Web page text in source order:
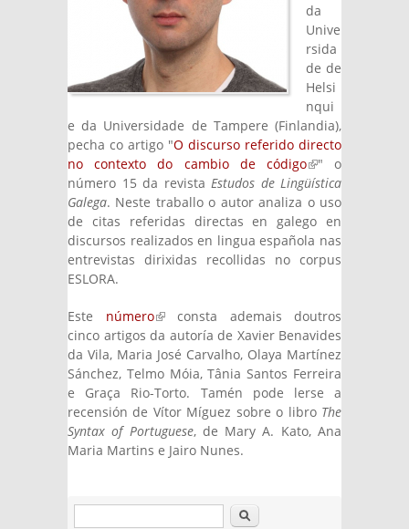
da
Unive
rsida
de de
Helsi
nqui
e da Universidade de Tampere (Finlandia),
pecha co artigo "O discurso referido directo
no contexto do cambio de código(link is
external)
" o
número 15 da revista Estudos de Lingüística
Galega. Neste traballo o autor analiza o uso
de citas referidas directas en galego en
discursos realizados en lingua española nas
entrevistas dirixidas recollidas no corpus
ESLORA.
Este número(link is external)
consta ademais doutros
cinco artigos da autoría de Xavier Benavides
da Vila, Maria José Carvalho, Olaya Martínez
Sánchez, Telmo Móia, Tânia Santos Ferreira
e Graça Rio-Torto. Tamén pode lerse a
recensión de Vítor Míguez sobre o libro The
Syntax of Portuguese, de Mary A. Kato, Ana
Maria Martins e Jairo Nunes.
Buscar